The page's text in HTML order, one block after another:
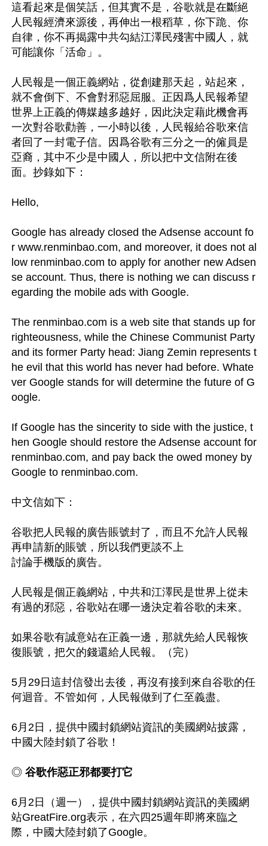
這看起來是個笑話，但其實不是，谷歌就是在斷絕
人民報經濟來源後，再伸出一根稻草，你下跪、你
自律，你不再揭露中共勾結江澤民殘害中國人，就
可能讓你「活命」。
人民報是一個正義網站，從創建那天起，站起來，
就不會倒下、不會對邪惡屈服。正因爲人民報希望
世界上正義的傳媒越多越好，因此決定藉此機會再
一次對谷歌勸善，一小時以後，人民報給谷歌來信
者回了一封電子信。因爲谷歌有三分之一的僱員是
亞裔，其中不少是中國人，所以把中文信附在後
面。抄錄如下：
Hello,
Google has already closed the Adsense account fo
r www.renminbao.com, and moreover, it does not al
low renminbao.com to apply for another new Adsen
se account. Thus, there is nothing we can discuss r
egarding the mobile ads with Google.
The renminbao.com is a web site that stands up for
righteousness, while the Chinese Communist Party
and its former Party head: Jiang Zemin represents t
he evil that this world has never had before. Whate
ver Google stands for will determine the future of G
oogle.
If Google has the sincerity to side with the justice, t
hen Google should restore the Adsense account for
renminbao.com, and pay back the owed money by
Google to renminbao.com.
中文信如下：
谷歌把人民報的廣告賬號封了，而且不允許人民報
再申請新的賬號，所以我們更談不上
討論手機版的廣告。
人民報是個正義網站，中共和江澤民是世界上從未
有過的邪惡，谷歌站在哪一邊決定着谷歌的未來。
如果谷歌有誠意站在正義一邊，那就先給人民報恢
復賬號，把欠的錢還給人民報。（完）
5月29日這封信發出去後，再沒有接到來自谷歌的任
何迴音。不管如何，人民報做到了仁至義盡。
6月2日，提供中國封鎖網站資訊的美國網站披露，
中國大陸封鎖了谷歌！
◎ 谷歌作惡正邪都要打它
6月2日（週一），提供中國封鎖網站資訊的美國網
站GreatFire.org表示，在六四25週年即將來臨之
際，中國大陸封鎖了Google。